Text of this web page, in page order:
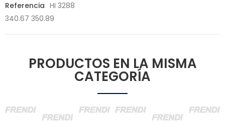
Referencia HI 3288
340.67 350.89
PRODUCTOS EN LA MISMA
CATEGORÍA